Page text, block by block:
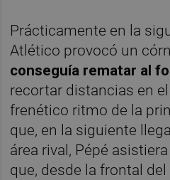
Prácticamente en la
Atlético provocó un
conseguía rematar al
recortar distancias en el
frenético ritmo de la
que, en la siguiente
área rival, Pépé
que, desde la frontal del